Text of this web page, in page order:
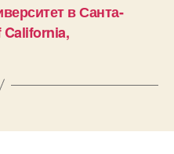
в Санта-